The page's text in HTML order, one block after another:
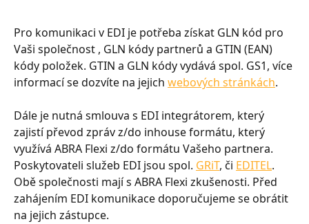
Pro komunikaci v EDI je potřeba získat GLN kód pro
Vaši společnost , GLN kódy partnerů a GTIN (EAN)
kódy položek. GTIN a GLN kódy vydává spol. GS1, více
informací se dozvíte na jejich webových stránkách.
Dále je nutná smlouva s EDI integrátorem, který
zajistí převod zpráv z/do inhouse formátu, který
využívá ABRA Flexi z/do formátu Vašeho partnera.
Poskytovateli služeb EDI jsou spol. GRiT, či EDITEL.
Obě společnosti mají s ABRA Flexi zkušenosti. Před
zahájením EDI komunikace doporučujeme se obrátit
na jejich zástupce.